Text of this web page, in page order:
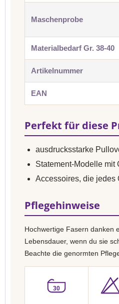
Maschenprobe
Materialbedarf Gr. 38-40
Artikelnummer
EAN
Perfekt für diese
ausdrucksstarke
Statement-Modelle mit
Accessoires, die jedes
Pflegehinweise
Hochwertige Fasern danken
Lebensdauer, wenn du sie
Beachte die genormten
30